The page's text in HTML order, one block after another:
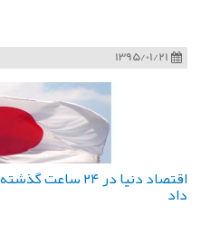
1395/01/21
اقتصاد دنیا در
داد